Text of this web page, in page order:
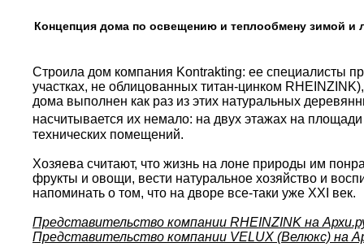
Концепция дома по освещению и теплообмену зимой и
Строила дом компания Kontrakting: ее специалисты
участках, не облицованных титан-цинком
дома выполнен как раз из этих натуральных
насчитывается их немало: на двух этажах на
технических помещений.
Хозяева считают, что жизнь на лоне природы им
фрукты и овощи, вести натуральное хозяйство и
напоминать о том, что на дворе все-таки уже XXI век.
Представительство компании RHEINZINK на
Представительство компании VELUX (Велюкс) на